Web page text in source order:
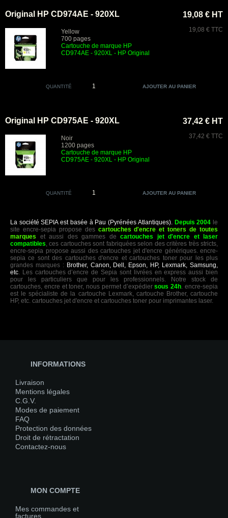
Original HP CD974AE - 920XL
Yellow
700 pages
Cartouche de marque HP
CD974AE - 920XL - HP Original
19,08 € HT
19,08 € TTC
QUANTITÉ
Original HP CD975AE - 920XL
Noir
1200 pages
Cartouche de marque HP
CD975AE - 920XL - HP Original
37,42 € HT
37,42 € TTC
QUANTITÉ
La société SEPIA est basée à Pau (Pyrénées Atlantiques). Depuis 2004 le
site encre-sepia propose des cartouches d'encre et toners de toutes
marques et aussi des gammes de cartouches jet d'encre et laser
compatibles, ces cartouches sont fabriquées selon des critères très stricts,
encre-sepia propose aussi des cartouches jet d'encre génériques. encre-
sepia ce sont des cartouches d'encre et cartouches toner pour les plus
grandes marques : Brother, Canon, Dell, Epson, HP, Lexmark, Samsung,
etc. Les cartouches d’encre de Sepia sont livrées en express aussi bien
pour les particuliers que pour les professionnels. Notre stock de
cartouches, encre et toner, nous permet d’expédiersous 24h. encre-sepia
est le spécialiste de la cartouche Lexmark, cartouche Brother, cartouche
HP, etc. cartouches jet d'encre et cartouches toner pour imprimantes laser.
INFORMATIONS
Livraison
Mentions légales
C.G.V.
Modes de paiement
FAQ
Protection des données
Droit de rétractation
Contactez-nous
MON COMPTE
Mes commandes et
factures